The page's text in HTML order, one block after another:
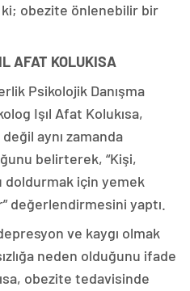
ki; obezite önlenebilir bir
AFAT KOLUKISA
Psikolojik Danışma
Işıl Afat Kolukısa,
aynı zamanda
belirterek, “Kişi,
doldurmak için yemek
değerlendirmesini yaptı.
ve kaygı olmak
neden olduğunu ifade
obezite tedavisinde